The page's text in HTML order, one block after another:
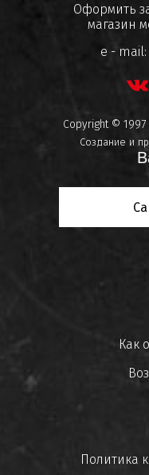
Оформить
магазин
e - mail:
Copyright ©
Создание и
Как
Политика